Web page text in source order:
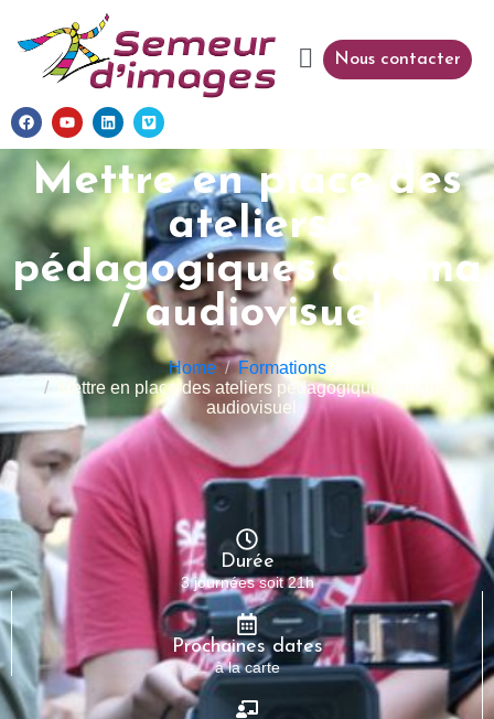
Nous contacter
Mettre en place des
ateliers
pédagogiques cinéma
/ audiovisuel
Home
Formations
Mettre en place des ateliers pédagogiques cinéma /
audiovisuel
Durée
3 journées soit 21h
Prochaines dates
à la carte